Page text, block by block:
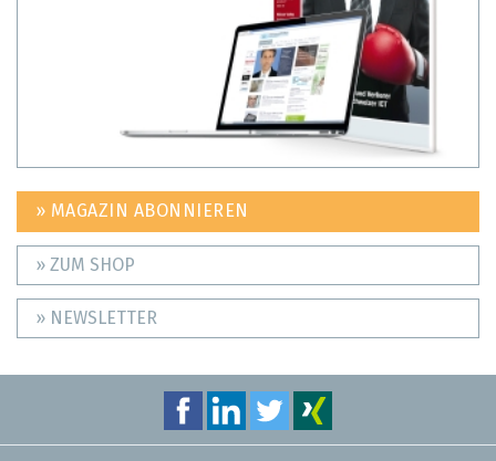
» MAGAZIN ABONNIEREN
» ZUM SHOP
» NEWSLETTER